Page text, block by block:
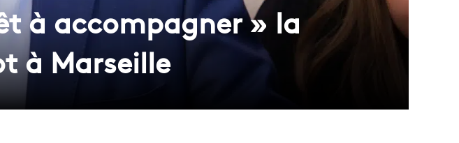
à accompagner » la
à Marseille